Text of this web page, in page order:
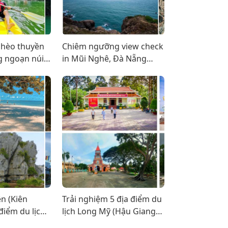
thuyền
ngoạn núi
Chiêm ngưỡng view check
in Mũi Nghê, Đà Nẵng
(Kiên
du lịch
Trải nghiệm 5 địa điểm du
lịch Long Mỹ (Hậu Giang)